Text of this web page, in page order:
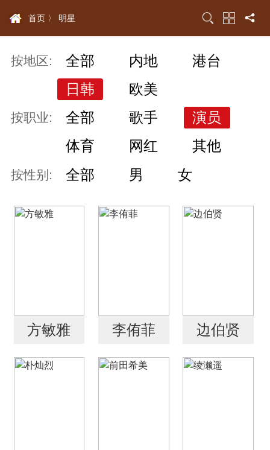
首页 〉 明星
按地区: 全部 内地
港台
日韩
欧美
按职业: 全部 歌手
演员
体育
网红 其他
按性别: 全部 男 女
方敏雅 李侑菲 边伯贤